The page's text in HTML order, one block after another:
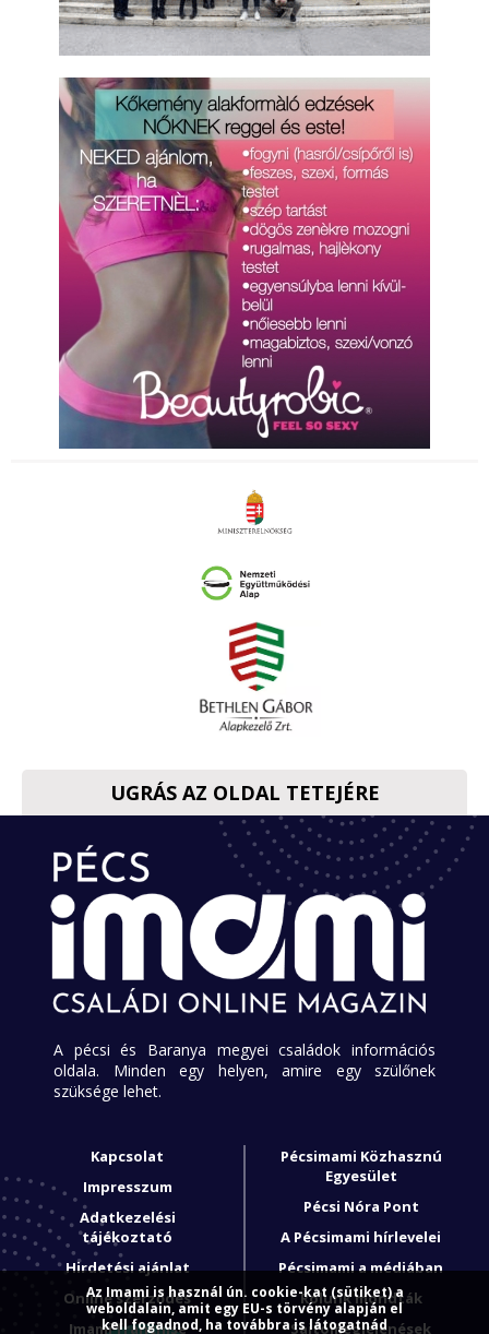
UGRÁS AZ OLDAL TETEJÉRE
A pécsi és Baranya megyei családok információs
oldala. Minden egy helyen, amire egy szülőnek
szüksége lehet.
Kapcsolat
Impresszum
Adatkezelési
tájékoztató
Hirdetési ajánlat
Online szerződés
Imami franchise
Pécsimami Közhasznú
Egyesület
Pécsi Nóra Pont
A Pécsimami hírlevelei
Pécsimami a médiában
Rólunk mondták
Sajtómegjelenések
Az Imami is használ ún. cookie-kat (sütiket) a
weboldalain, amit egy EU-s törvény alapján el
kell fogadnod, ha továbbra is látogatnád